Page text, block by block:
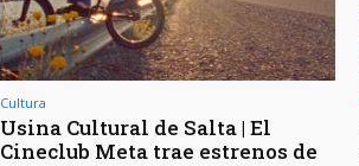
Cultura
Usina Cultural de Salta | El
Cineclub Meta trae estrenos de